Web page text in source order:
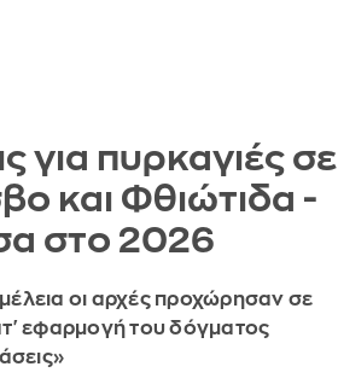
για πυρκαγιές σε
και Φθιώτιδα -
στο 2026
οι αρχές προχώρησαν σε
εφαρμογή του δόγματος